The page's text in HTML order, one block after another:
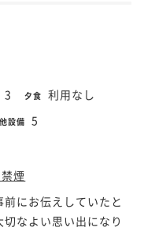
3 夕食 利用なし
設備 5
煙
にお伝えしていたと
なよい思い出になり